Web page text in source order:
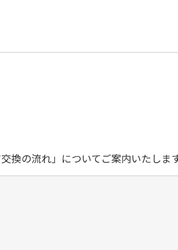
換の流れ」についてご案内いたしま